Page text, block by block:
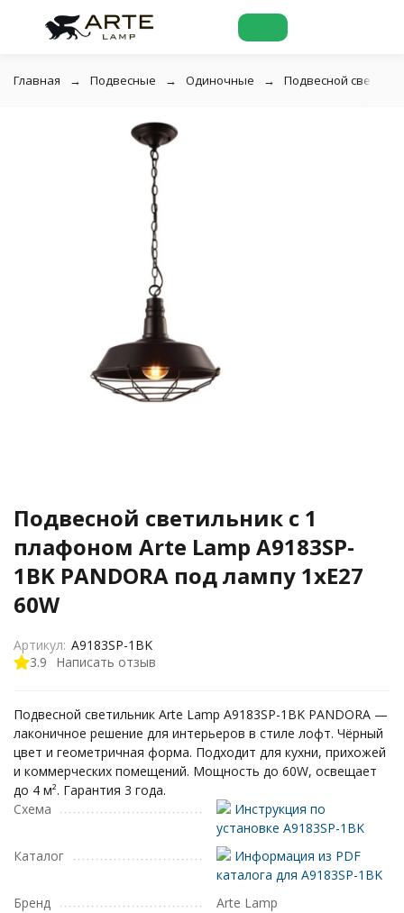
Главная Подвесные Одиночные Подвесной
Подвесной светильник с 1
плафоном Arte Lamp A9183SP-
1BK PANDORA под лампу 1xE27
60W
3.9 Написать отзыв
Артикул: A9183SP-1BK
Подвесной светильник Arte Lamp A9183SP-1BK PANDORA —
лаконичное решение для интерьеров в стиле лофт. Чёрный
цвет и геометричная форма. Подходит для кухни, прихожей
и коммерческих помещений. Мощность до 60W, освещает
до 4 м². Гарантия 3 года.
Схема
Инструкция по
установке A9183SP-1BK
Каталог
Информация из PDF
каталога для A9183SP-1BK
Бренд
Arte Lamp